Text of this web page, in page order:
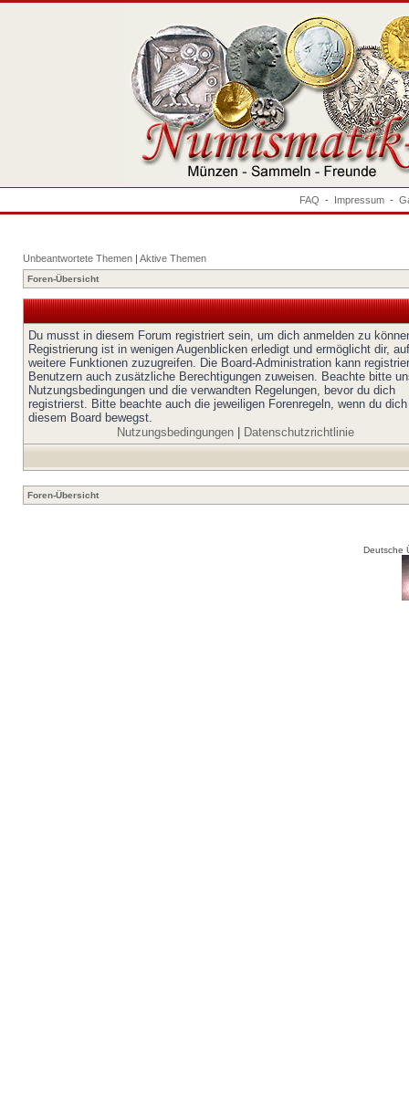
FAQ - Impressum -
Unbeantwortete Themen | Aktive Themen
Foren-Übersicht
Du musst in diesem Forum registriert sein, um dich anmelden zu
Registrierung ist in wenigen Augenblicken erledigt und ermöglicht dir, auf
weitere Funktionen zuzugreifen. Die Board-Administration kann
Benutzern auch zusätzliche Berechtigungen zuweisen. Beachte bitte
Nutzungsbedingungen und die verwandten Regelungen, bevor du dich
registrierst. Bitte beachte auch die jeweiligen Forenregeln, wenn du
diesem Board bewegst.
Nutzungsbedingungen| Datenschutzrichtlinie
Foren-Übersicht
Deutsche